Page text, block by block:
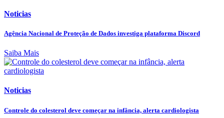
Noticias
Agência Nacional de Proteção de Dados investiga plataforma Discord
Saiba Mais
Noticias
Controle do colesterol deve começar na infância, alerta cardiologista